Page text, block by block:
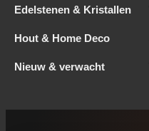
Edelstenen & Kristallen
Hout & Home Deco
Nieuw & verwacht